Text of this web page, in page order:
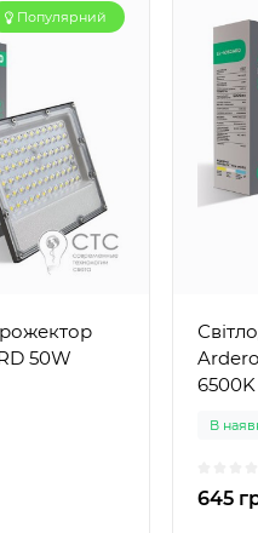
Популярний
50W
В
645